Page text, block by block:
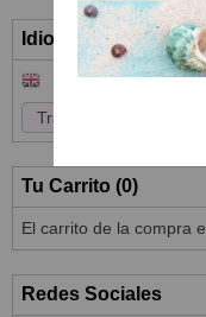
Idioma
Tu Carrito (0)
El carrito de la compra
Redes Sociales